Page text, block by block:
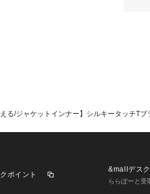
える/ジャケットインナー】シルキータッチTブ
ポイント
&mallデスク
ららぽーと受